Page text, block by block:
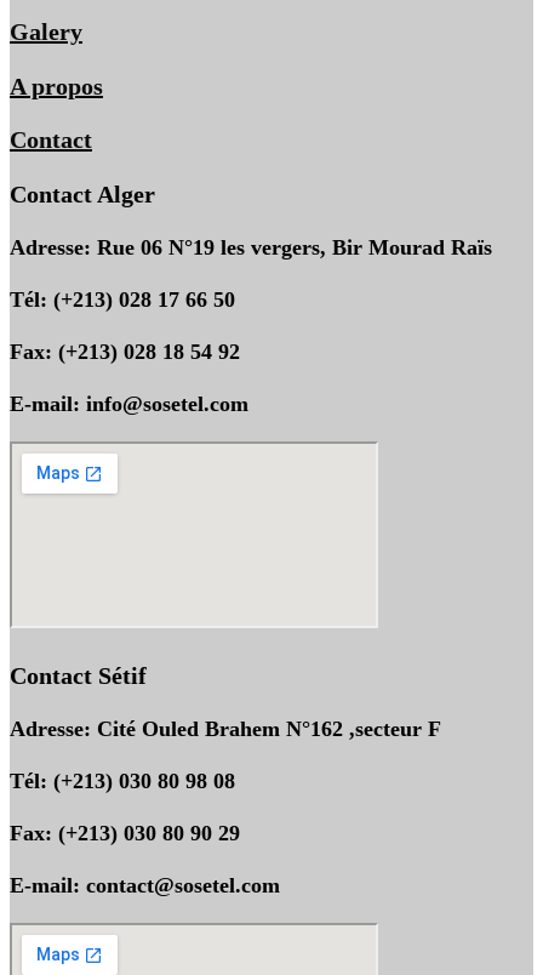
Galery
A propos
Contact
Contact Alger
Adresse: Rue 06 N°19 les vergers, Bir Mourad Raïs
Tél: (+213) 028 17 66 50
Fax: (+213) 028 18 54 92
E-mail: info@sosetel.com
Contact Sétif
Adresse: Cité Ouled Brahem N°162 ,secteur F
Tél: (+213) 030 80 98 08
Fax: (+213) 030 80 90 29
E-mail: contact@sosetel.com